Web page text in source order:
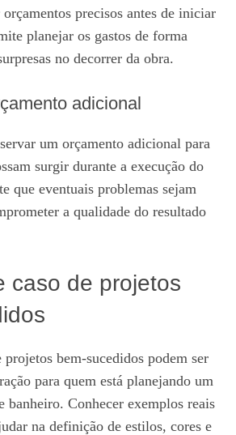
precisos antes de iniciar
planejar os gastos de forma
no decorrer da obra.
adicional
um orçamento adicional para
surgir durante a execução do
que eventuais problemas sejam
a qualidade do resultado
caso de projetos
projetos bem-sucedidos podem ser
para quem está planejando um
banheiro. Conhecer exemplos reais
na definição de estilos, cores e